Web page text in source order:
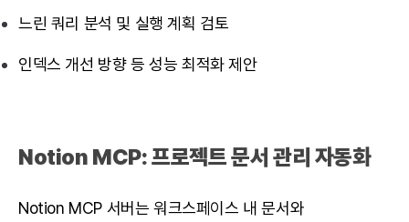
느린 쿼리 분석 및 실행 계획 검토
인덱스 개선 방향 등 성능 최적화 제안
Notion MCP: 프로젝트 문서 관리 자동화
Notion MCP 서버는 워크스페이스 내 문서와